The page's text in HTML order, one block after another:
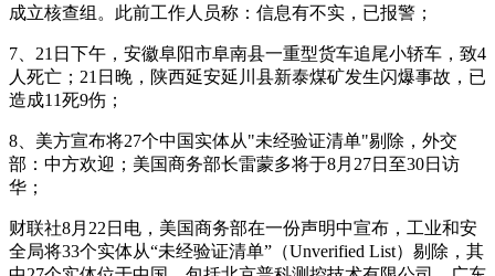
成立核查组。此前工作人员称：信息有不实，已报警；
7、21日下午，安徽阜阳市阜南县一重型货车追尾小轿车，致4
人死亡；21日晚，陕西延安延川县新泰煤矿发生闪爆事故，已
造成11死9伤；
8、美方宣布将27个中国实体从"未经验证清单"剔除，外交
部：中方欢迎；美国商务部长雷蒙多将于8月27日至30日访
华；
财联社8月22日电，美国商务部在一份声明中宣布，工业和安
全局将33个实体从“未经验证清单”（Unverified List）剔除，其